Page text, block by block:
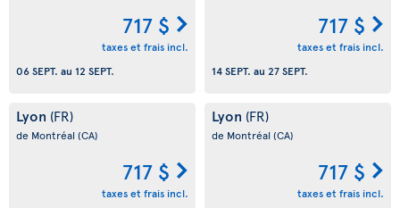
717 $
taxes et frais incl.
06 SEPT. au 12 SEPT.
717 $
taxes et frais incl.
14 SEPT. au 27 SEPT.
Lyon (FR)
de Montréal (CA)
717 $
taxes et frais incl.
Lyon (FR)
de Montréal (CA)
717 $
taxes et frais incl.